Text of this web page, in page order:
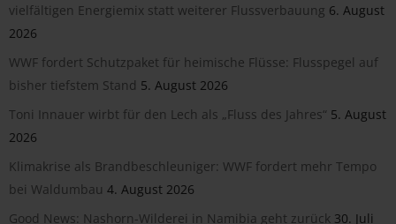
vielfältigen Energiemix statt weiterer Flussverbauung 6. August
2026
WWF fordert Schutzpaket für heimische Flüsse: Flusspegel auf
bisher tiefstem Stand 5. August 2026
Toni Innauer wirbt für den Lech als „Fluss des Jahres“ 5. August
2026
Klimakrise als Brandbeschleuniger: WWF fordert mehr Tempo
bei Waldumbau 4. August 2026
Good News: Nashorn-Wilderei in Namibia geht zurück 30. Juli